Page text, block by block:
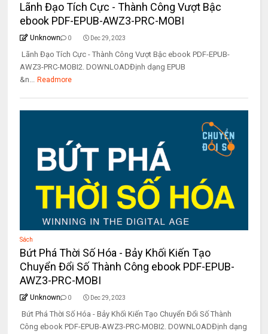
Lãnh Đạo Tích Cực - Thành Công Vượt Bậc
ebook PDF-EPUB-AWZ3-PRC-MOBI
Unknown 0 Dec 29, 2023
Lãnh Đạo Tích Cực - Thành Công Vượt Bậc ebook PDF-EPUB-
AWZ3-PRC-MOBI2. DOWNLOADĐịnh dạng EPUB
&n... Readmore
Sách
Bứt Phá Thời Số Hóa - Bảy Khối Kiến Tạo
Chuyển Đổi Số Thành Công ebook PDF-EPUB-
AWZ3-PRC-MOBI
Unknown 0 Dec 29, 2023
Bứt Phá Thời Số Hóa - Bảy Khối Kiến Tạo Chuyển Đổi Số Thành
Công ebook PDF-EPUB-AWZ3-PRC-MOBI2. DOWNLOADĐịnh dạng